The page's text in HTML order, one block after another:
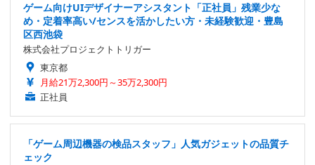
ゲーム向けUIデザイナーアシスタント「正社員」残業少な
め・定着率高い/センスを活かしたい方・未経験歓迎・豊島
区西池袋
株式会社プロジェクトトリガー
東京都
月給21万2,300円～35万2,300円
正社員
「ゲーム周辺機器の検品スタッフ」人気ガジェットの品質チ
ェック